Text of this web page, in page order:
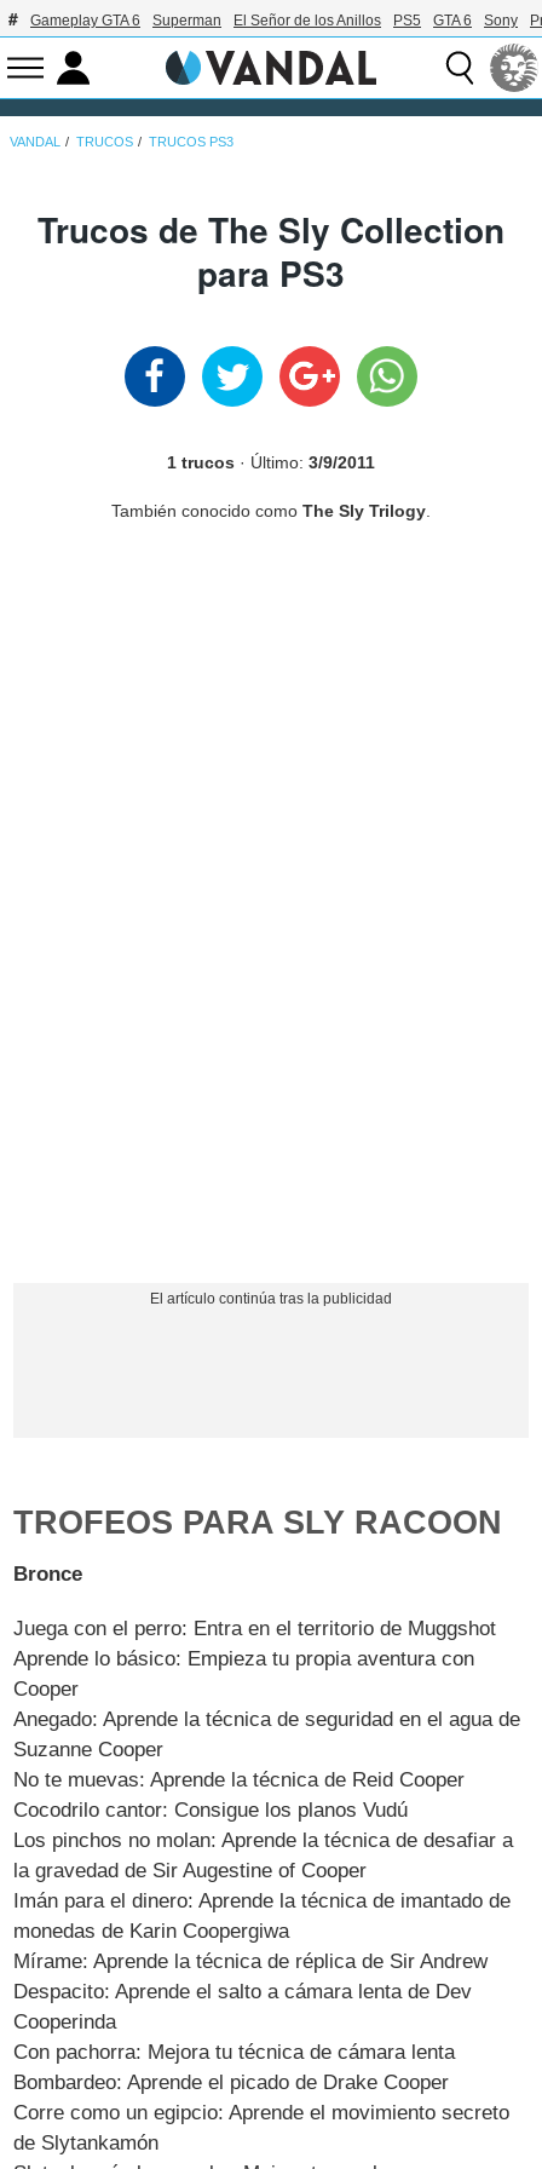
Gameplay GTA 6 Superman El Señor de los Anillos PS5 GTA 6 Sony
VANDAL TRUCOS TRUCOS PS3
Trucos de The Sly Collection
para PS3
1 trucos · Último: 3/9/2011
También conocido como The Sly Trilogy
TROFEOS PARA SLY RACOON
Bronce
Juega con el perro: Entra en el territorio de Muggshot
Aprende lo básico: Empieza tu propia aventura con
Cooper
Anegado: Aprende la técnica de seguridad en el agua de
Suzanne Cooper
No te muevas: Aprende la técnica de Reid Cooper
Cocodrilo cantor: Consigue los planos Vudú
Los pinchos no molan: Aprende la técnica de desafiar a
la gravedad de Sir Augestine of Cooper
Imán para el dinero: Aprende la técnica de imantado de
monedas de Karin Coopergiwa
Mírame: Aprende la técnica de réplica de Sir Andrew
Despacito: Aprende el salto a cámara lenta de Dev
Cooperinda
Con pachorra: Mejora tu técnica de cámara lenta
Bombardeo: Aprende el picado de Drake Cooper
Corre como un egipcio: Aprende el movimiento secreto
de Slytankamón